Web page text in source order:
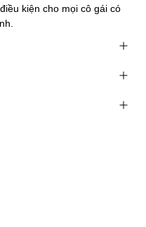
kiện cho mọi cô gái có